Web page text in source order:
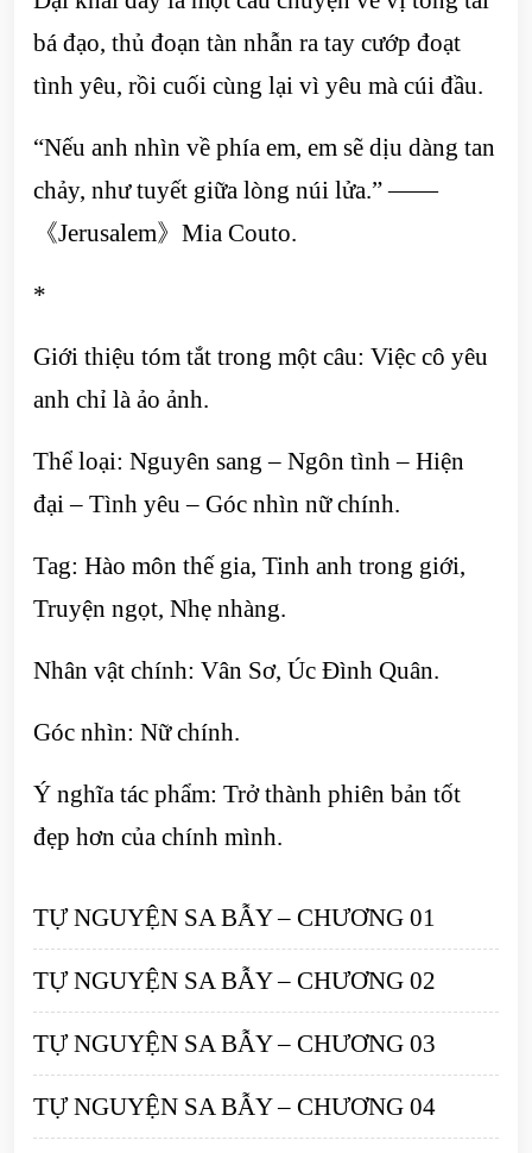
bá đạo, thủ đoạn tàn nhẫn ra tay cướp đoạt
tình yêu, rồi cuối cùng lại vì yêu mà cúi đầu.
“Nếu anh nhìn về phía em, em sẽ dịu dàng tan
chảy, như tuyết giữa lòng núi lửa.” ——
《Jerusalem》Mia Couto.
*
Giới thiệu tóm tắt trong một câu: Việc cô yêu
anh chỉ là ảo ảnh.
Thể loại: Nguyên sang – Ngôn tình – Hiện
đại – Tình yêu – Góc nhìn nữ chính.
Tag: Hào môn thế gia, Tinh anh trong giới,
Truyện ngọt, Nhẹ nhàng.
Nhân vật chính: Vân Sơ, Úc Đình Quân.
Góc nhìn: Nữ chính.
Ý nghĩa tác phẩm: Trở thành phiên bản tốt
đẹp hơn của chính mình.
TỰ NGUYỆN SA BẪY – CHƯƠNG 01
TỰ NGUYỆN SA BẪY – CHƯƠNG 02
TỰ NGUYỆN SA BẪY – CHƯƠNG 03
TỰ NGUYỆN SA BẪY – CHƯƠNG 04